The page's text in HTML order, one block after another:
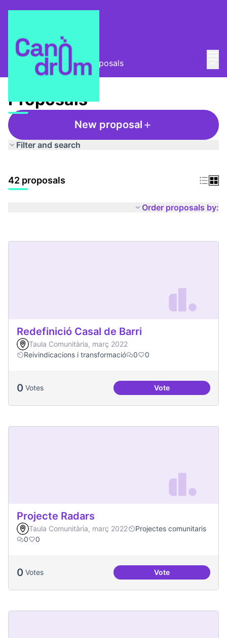
Taula Comunitària / Proposals
Proposals
New proposal
Filter and search
42 proposals
Order proposals by:
Redefinició Casal de Barri
Taula Comunitària, març 2022
Reivindicacions i transformació
0 0
0 Votes VoteRedefinició Casal
Projecte Radars
Taula Comunitària, març 2022
Projectes comunitaris
0
0
0 Votes VoteProjecte Radars